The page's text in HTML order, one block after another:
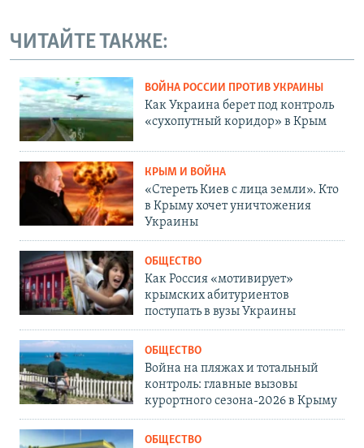
ЧИТАЙТЕ ТАКЖЕ:
ВОЙНА РОССИИ ПРОТИВ УКРАИНЫ
Как Украина берет под контроль
«сухопутный коридор» в Крым
КРЫМ И ВОЙНА
«Стереть Киев с лица земли». Кто
в Крыму хочет уничтожения
Украины
ОБЩЕСТВО
Как Россия «мотивирует»
крымских абитуриентов
поступать в вузы Украины
ОБЩЕСТВО
Война на пляжах и тотальный
контроль: главные вызовы
курортного сезона-2026 в Крыму
ОБЩЕСТВО